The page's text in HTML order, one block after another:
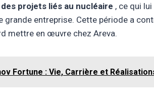
projets liés au nucléaire , ce qui
grande entreprise. Cette période a
mettre en œuvre chez Areva.
Fortune : Vie, Carrière et